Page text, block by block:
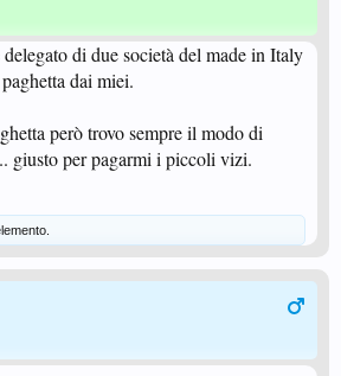
di due società del made in Italy
dai miei.
però trovo sempre il modo di
giusto per pagarmi i piccoli vizi.